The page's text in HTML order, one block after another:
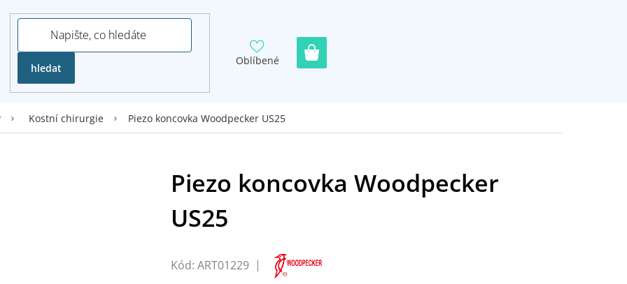
hledat
Oblíbené
Kostní chirurgie Piezo koncovka Woodpecker US25
Kód: ART01229